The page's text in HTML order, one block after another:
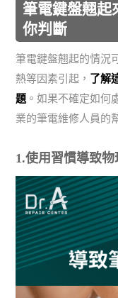
筆電鍵盤翹起
你判斷
筆電鍵盤翹起的情況
熱等因素引起， 了解
題 。如果不確定如何
業的筆電維修人員的
1.使用習慣導致物